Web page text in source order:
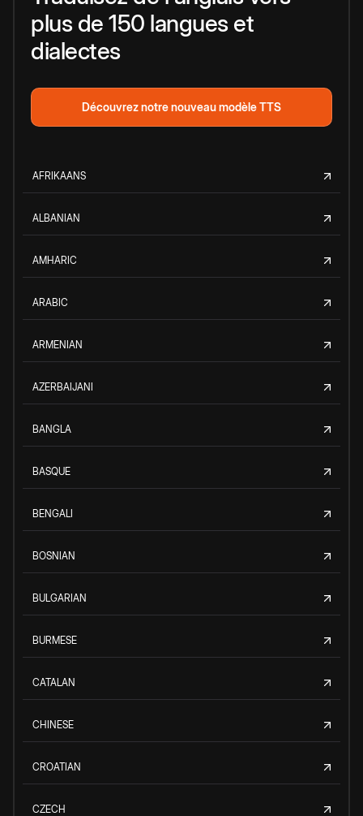
plus de 150 langues et
dialectes
Découvrez notre nouveau modèle TTS
AFRIKAANS
ALBANIAN
AMHARIC
ARABIC
ARMENIAN
AZERBAIJANI
BANGLA
BASQUE
BENGALI
BOSNIAN
BULGARIAN
BURMESE
CATALAN
CHINESE
CROATIAN
CZECH